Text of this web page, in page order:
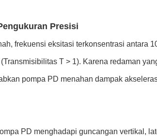
Presisi
frekuensi eksitasi terkonsentrasi antara
T > 1). Karena redaman
pompa PD menahan dampak
PD menghadapi guncangan vertikal,